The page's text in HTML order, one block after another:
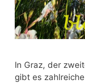
In Graz, der
gibt es